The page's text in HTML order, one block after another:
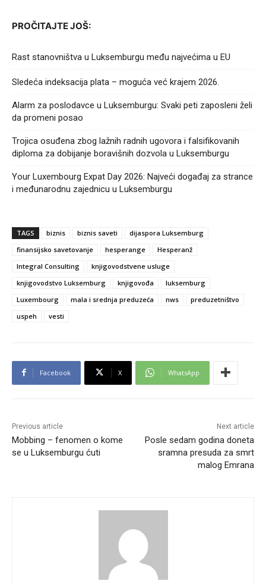
PROČITAJTE JOŠ:
Rast stanovništva u Luksemburgu među najvećima u EU
Sledeća indeksacija plata – moguća već krajem 2026.
Alarm za poslodavce u Luksemburgu: Svaki peti zaposleni želi
da promeni posao
Trojica osuđena zbog lažnih radnih ugovora i falsifikovanih
diploma za dobijanje boravišnih dozvola u Luksemburgu
Your Luxembourg Expat Day 2026: Najveći događaj za strance
i međunarodnu zajednicu u Luksemburgu
TAGS biznis biznis saveti
dijaspora Luksemburg
finansijsko savetovanje
hesperange
Hesperanž
Integral Consulting
knjigovodstvene usluge
knjigovodstvo Luksemburg
knjigovođa
luksemburg
Luxembourg
mala i srednja preduzeća nws
preduzetništvo
uspeh
vesti
Facebook X WhatsApp
Previous article
Mobbing – fenomen o kome
se u Luksemburgu ćuti
Next article
Posle sedam godina doneta
sramna presuda za smrt
malog Emrana